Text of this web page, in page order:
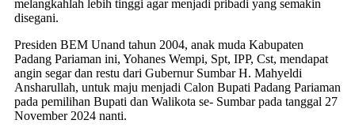
melangkahlah lebih tinggi agar menjadi pribadi yang semakin
disegani.
Presiden BEM Unand tahun 2004, anak muda Kabupaten
Padang Pariaman ini, Yohanes Wempi, Spt, IPP, Cst, mendapat
angin segar dan restu dari Gubernur Sumbar H. Mahyeldi
Ansharullah, untuk maju menjadi Calon Bupati Padang Pariaman
pada pemilihan Bupati dan Walikota se- Sumbar pada tanggal 27
November 2024 nanti.